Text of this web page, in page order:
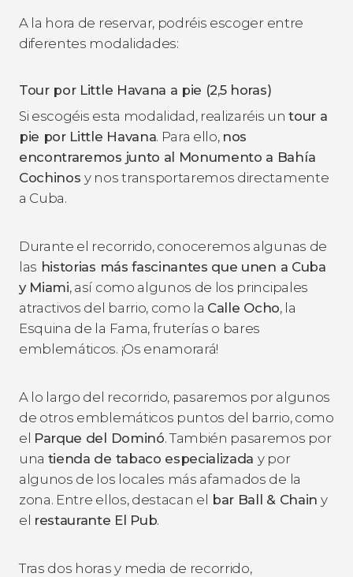
A la hora de reservar, podréis escoger entre
diferentes modalidades:
Tour por Little Havana a pie (2,5 horas)
Si escogéis esta modalidad, realizaréis untour a
pie por Little Havana. Para ello, nos
encontraremos junto al Monumento a Bahía
Cochinosy nos transportaremos directamente
a Cuba.
Durante el recorrido, conoceremos algunas de
las historias más fascinantes que unen a Cuba
y Miami, así como algunos de los principales
atractivos del barrio, como la Calle Ocho, la
Esquina de la Fama, fruterías o bares
emblemáticos. ¡Os enamorará!
A lo largo del recorrido, pasaremos por algunos
de otros emblemáticos puntos del barrio, como
el Parque del Dominó. También pasaremos por
una tienda de tabaco especializada y por
algunos de los locales más afamados de la
zona. Entre ellos, destacan el bar Ball & Chain y
el restaurante El Pub.
Tras dos horas y media de recorrido,